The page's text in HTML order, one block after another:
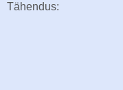
Tähendus: